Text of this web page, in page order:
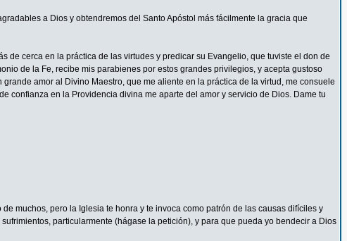
a Dios y obtendremos del Santo Apóstol más fácilmente la gracia que
de cerca en la práctica de las virtudes y predicar su Evangelio, que tuviste el don de
de la Fe, recibe mis parabienes por estos grandes privilegios, y acepta gustoso
amor al Divino Maestro, que me aliente en la práctica de la virtud, me consuele
confianza en la Providencia divina me aparte del amor y servicio de Dios. Dame tu
muchos, pero la Iglesia te honra y te invoca como patrón de las causas difíciles y
particularmente (hágase la petición), y para que pueda yo bendecir a Dios